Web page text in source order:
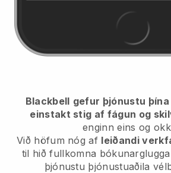
Blackbell gefur þjónustu
einstakt stig af fágun og
enginn eins og
Við höfum nóg af leiðandi
til hið fullkomna
þjónustu þjónustuaðila